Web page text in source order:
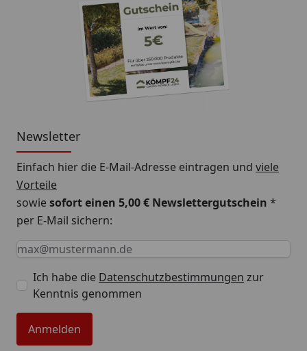
Newsletter
Einfach hier die E-Mail-Adresse eintragen und viele
Vorteile
sowiesofort einen 5,00 € Newslettergutschein *
per E-Mail sichern:
Keine Eingabe erforderlich
Eingabe erforderlich
E-Mail *
Ich habe die Datenschutzbestimmungen zur
Kenntnis genommen
Anmelden